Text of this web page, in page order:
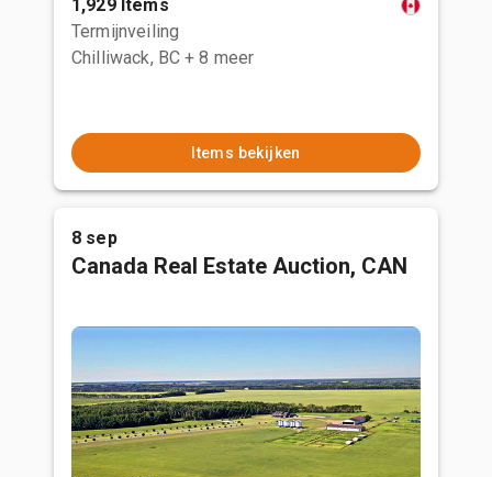
1,929 Items
Termijnveiling
Chilliwack, BC + 8 meer
Items bekijken
8 sep
Canada Real Estate Auction, CAN